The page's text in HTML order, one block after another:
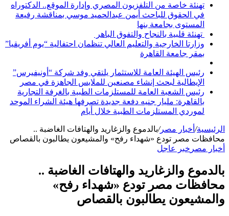
تهنئة خاصة من التلفزيون المصري وإدارة الموقع.. الدكتوراه
في الحقوق للباحث أيمن عبدالحميد موسي بمناقشة رفيعة
المستوى بجامعة بنها
تهنئة قلبية بالنجاح والتفوق الباهر
وزارتا الخارجية والتعليم العالي تنظمان احتفالية “يوم أفريقيا”
بمقر جامعة القاهرة
رئيس الهيئة العامة للاستثمار يلتقي وفد شركة “أونيفيرس”
الإيطالية لبحث إنشاء مصنعين للملابس الجاهزة في مصر
رئيس الشعبة العامة للمستلزمات الطبية بالغرفة التجارية
بالقاهرة: مليار جنيه دفعة جديدة تصرفها هيئة الشراء الموحد
لموردي المستلزمات الطبية خلال أيام
الرئيسية/ أخبار مصر/بالدموع والزغاريد والهتافات الغاضبة ..
محافظات مصر تودع «شهداء رفح» والمشيعون يطالبون بالقصاص
أخبار مصر خبر عاجل
بالدموع والزغاريد والهتافات الغاضبة ..
محافظات مصر تودع «شهداء رفح»
والمشيعون يطالبون بالقصاص